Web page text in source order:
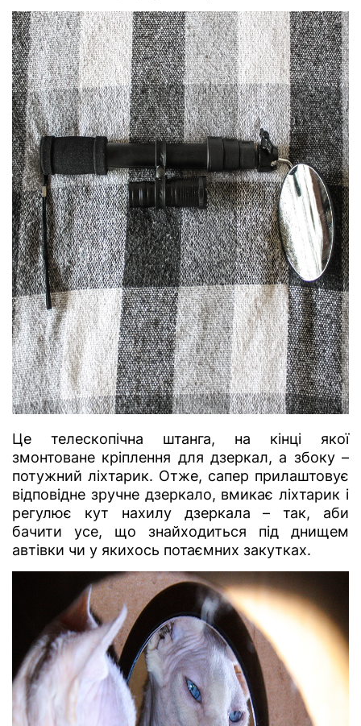
Це телескопічна штанга, на кінці якої
змонтоване кріплення для дзеркал, а збоку –
потужний ліхтарик. Отже, сапер прилаштовує
відповідне зручне дзеркало, вмикає ліхтарик і
регулює кут нахилу дзеркала – так, аби
бачити усе, що знайходиться під днищем
автівки чи у якихось потаємних закутках.